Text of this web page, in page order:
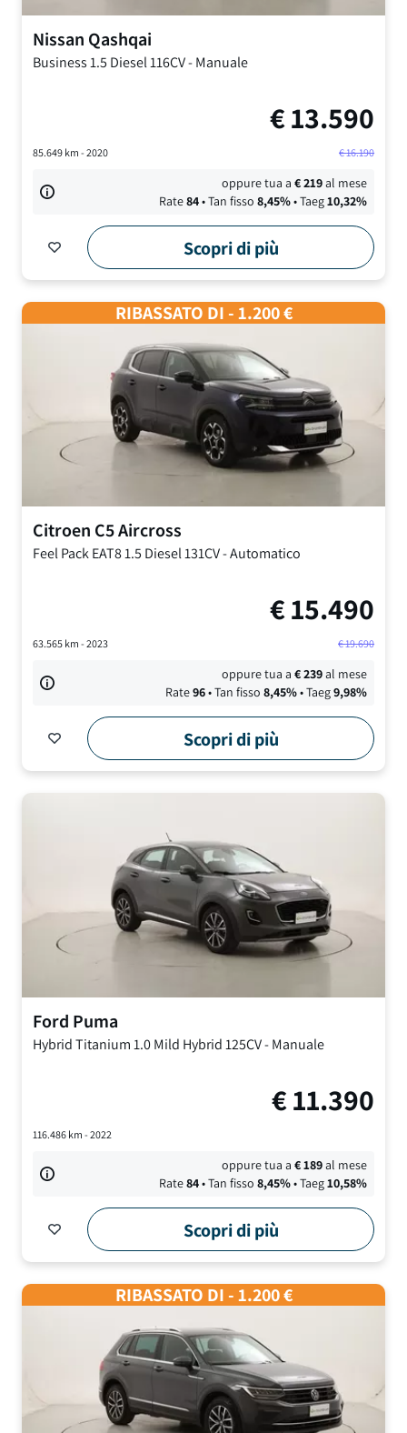
Nissan Qashqai
Business1.5 Diesel 116CV-Manuale
€13.590
85.649km - 2020 €16.190
oppure tua a€219al mese
Rate84• Tan fisso 8,45%• Taeg10,32%
Scopri di più
RIBASSATO DI - 1.200 €
Citroen C5 Aircross
Feel Pack EAT81.5 Diesel 131CV-Automatico
€15.490
63.565km - 2023 €19.690
oppure tua a€239al mese
Rate96• Tan fisso 8,45%• Taeg9,98%
Scopri di più
Ford Puma
Hybrid Titanium1.0 Mild Hybrid 125CV-Manuale
€11.390
116.486km - 2022
oppure tua a€189al mese
Rate84• Tan fisso 8,45%• Taeg10,58%
Scopri di più
RIBASSATO DI - 1.200 €